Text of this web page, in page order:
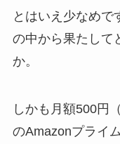
とはいえ少なめで
の中から果たして
か。
しかも月額500円
のAmazonプライ